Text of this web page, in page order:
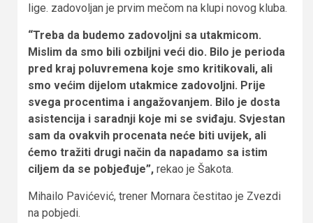
lige. zadovoljan je prvim mečom na klupi novog kluba.
“Treba da budemo zadovoljni sa utakmicom.
Mislim da smo bili ozbiljni veći dio. Bilo je perioda
pred kraj poluvremena koje smo kritikovali, ali
smo većim dijelom utakmice zadovoljni. Prije
svega procentima i angažovanjem. Bilo je dosta
asistencija i saradnji koje mi se sviđaju. Svjestan
sam da ovakvih procenata neće biti uvijek, ali
ćemo tražiti drugi način da napadamo sa istim
ciljem da se pobjeđuje”, rekao je Šakota.
Mihailo Pavićević, trener Mornara čestitao je Zvezdi
na pobjedi.